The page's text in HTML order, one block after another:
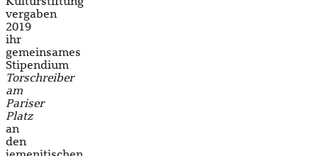
vergaben
2019
ihr
gemeinsames
Stipendium
Torschreiber
am
Pariser
Platz
an
den